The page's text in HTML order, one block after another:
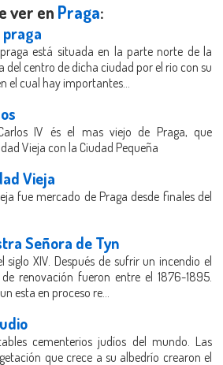
ver en Praga:
está situada en la parte norte de la
del centro de dicha ciudad por el rio con su
el cual hay importantes...
IV és el mas viejo de Praga, que
Vieja con la Ciudad Pequeña
Vieja
fue mercado de Praga desde finales del
Señora de Tyn
siglo XIV. Después de sufrir un incendio el
renovación fueron entre el 1876-1895.
esta en proceso re...
cementerios judíos del mundo. Las
que crece a su albedrío crearon el